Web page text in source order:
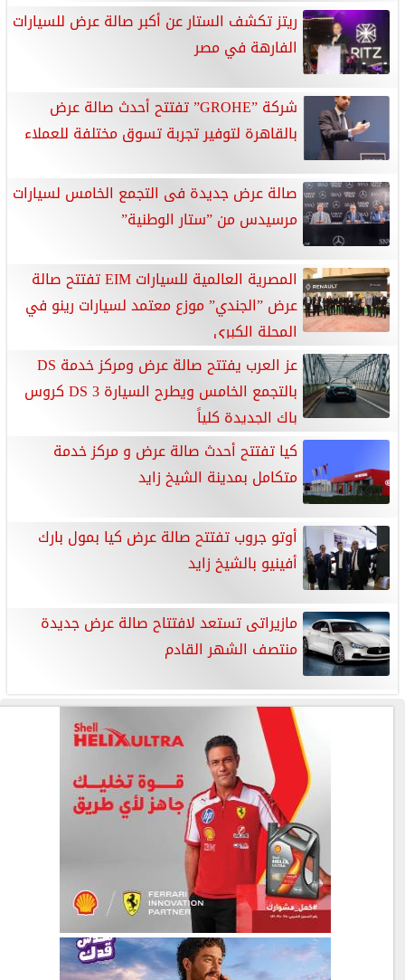
ريتز تكشف الستار عن أكبر صالة عرض للسيارات
الفارهة في مصر
شركة ”GROHE” تفتتح أحدث صالة عرض
بالقاهرة لتوفير تجربة تسوق مختلفة للعملاء
صالة عرض جديدة فى التجمع الخامس لسيارات
مرسيدس من ”ستار الوطنية”
المصرية العالمية للسيارات EIM تفتتح صالة
عرض ”الجندي” موزع معتمد لسيارات رينو في
المحلة الكبري
عز العرب يفتتح صالة عرض ومركز خدمة DS
بالتجمع الخامس ويطرح السيارة DS 3 كروس
باك الجديدة كلياً
كيا تفتتح أحدث صالة عرض و مركز خدمة
متكامل بمدينة الشيخ زايد
أوتو جروب تفتتح صالة عرض كيا بمول بارك
أفينيو بالشيخ زايد
مازيراتى تستعد لافتتاح صالة عرض جديدة
منتصف الشهر القادم